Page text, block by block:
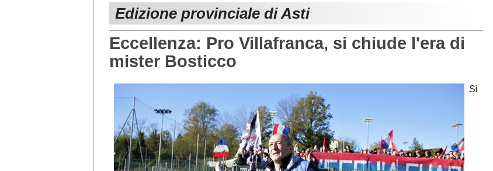
Edizione provinciale di Asti
Eccellenza: Pro Villafranca, si chiude l'era di
mister Bosticco
Si